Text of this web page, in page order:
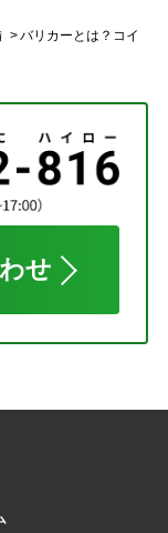
バリカーとは？コイ
せ